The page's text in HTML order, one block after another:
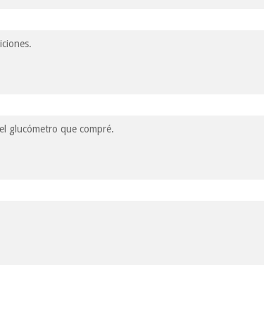
glucómetro que compré.